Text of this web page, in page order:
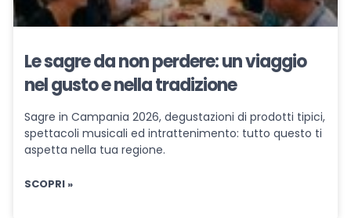
Le sagre da non perdere: un viaggio
nel gusto e nella tradizione
Sagre in Campania 2026, degustazioni di prodotti tipici,
spettacoli musicali ed intrattenimento: tutto questo ti
aspetta nella tua regione.
SCOPRI »